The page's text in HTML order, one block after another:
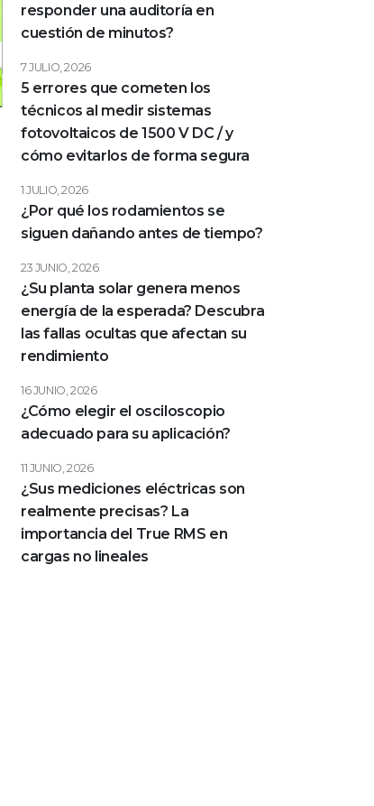
responder una auditoría en
cuestión de minutos?
5 errores que cometen los
técnicos al medir sistemas
fotovoltaicos de 1500 V DC / y
cómo evitarlos de forma segura
7 JULIO, 2026
¿Por qué los rodamientos se
siguen dañando antes de tiempo?
1 JULIO, 2026
¿Su planta solar genera menos
energía de la esperada? Descubra
las fallas ocultas que afectan su
rendimiento
23 JUNIO, 2026
¿Cómo elegir el osciloscopio
adecuado para su aplicación?
16 JUNIO, 2026
¿Sus mediciones eléctricas son
realmente precisas? La
importancia del True RMS en
cargas no lineales
11 JUNIO, 2026